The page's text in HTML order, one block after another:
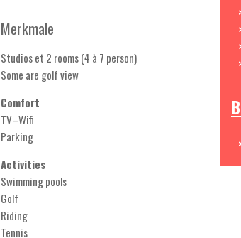
Merkmale
Studios et 2 rooms (4 à 7 person)
Some are golf view
Comfort
TV–Wifi
Parking
Activities
Swimming pools
Golf
Riding
Tennis